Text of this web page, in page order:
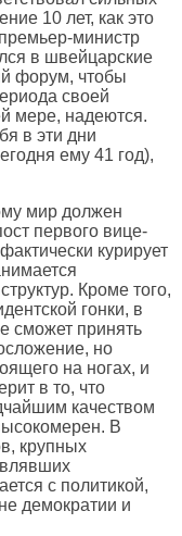
10 лет, как это
министр
в швейцарские
форум, чтобы
своей
мере, надеются.
в эти дни
ему 41 год),
мир должен
первого вице-
курирует
Кроме того,
гонки, в
сможет принять
но
на ногах, и
в то, что
качеством
В
крупных
с политикой,
демократии и